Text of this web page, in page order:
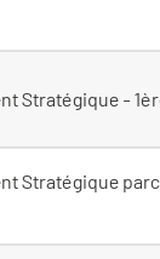
Stratégique -
Stratégique